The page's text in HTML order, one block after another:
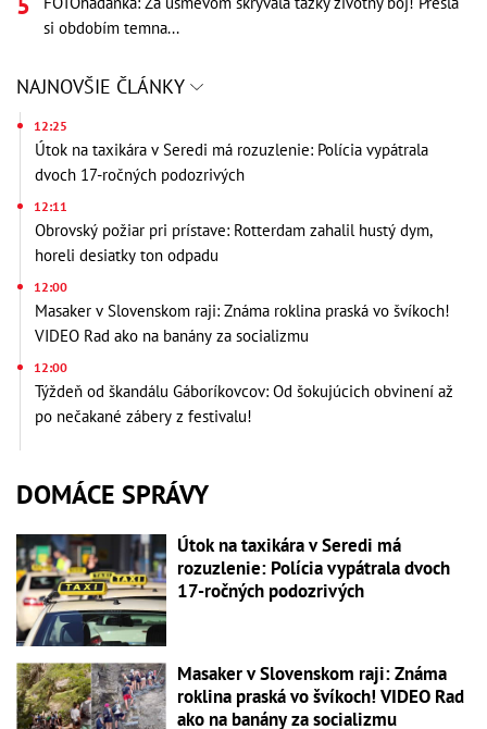
si obdobím temna...
NAJNOVŠIE ČLÁNKY
12:25
Útok na taxikára v Seredi má rozuzlenie: Polícia vypátrala
dvoch 17-ročných podozrivých
12:11
Obrovský požiar pri prístave: Rotterdam zahalil hustý dym,
horeli desiatky ton odpadu
12:00
Masaker v Slovenskom raji: Známa roklina praská vo švíkoch!
VIDEO Rad ako na banány za socializmu
12:00
Týždeň od škandálu Gáboríkovcov: Od šokujúcich obvinení až
po nečakané zábery z festivalu!
DOMÁCE SPRÁVY
Útok na taxikára v Seredi má
rozuzlenie: Polícia vypátrala dvoch
17-ročných podozrivých
Masaker v Slovenskom raji: Známa
roklina praská vo švíkoch! VIDEO Rad
ako na banány za socializmu